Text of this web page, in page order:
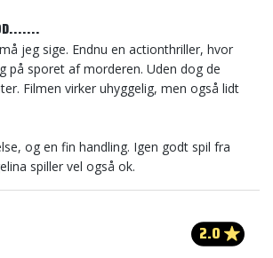
jeg sige. Endnu en actionthriller, hvor
på sporet af morderen. Uden dog de
Filmen virker uhyggelig, men også lidt
og en fin handling. Igen godt spil fra
spiller vel også ok.
2.0